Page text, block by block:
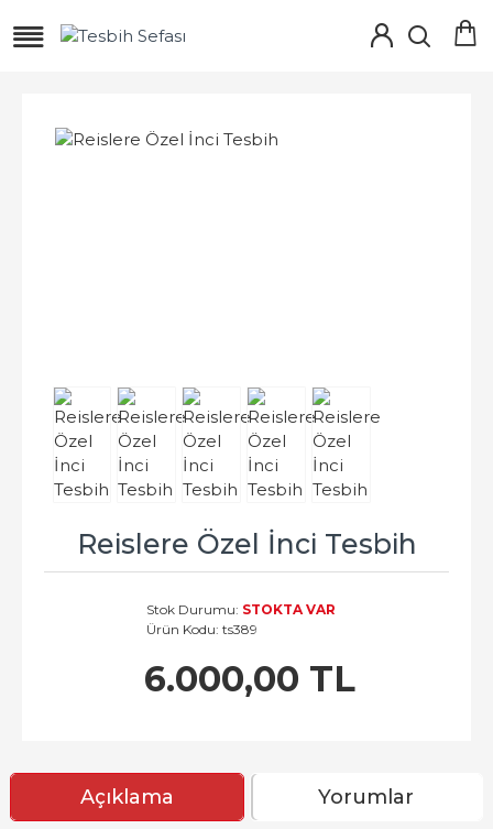
Reislere Özel İnci Tesbih
6.000,00 TL
Stok Durumu: STOKTA VAR
Ürün Kodu: ts389
Açıklama Yorumlar